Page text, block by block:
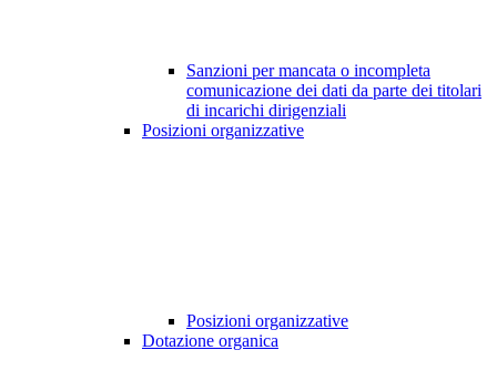
Sanzioni per mancata o incompleta
comunicazione dei dati da parte dei titolari
di incarichi dirigenziali
Posizioni organizzative
Posizioni organizzative
Dotazione organica